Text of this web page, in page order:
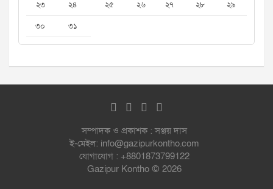
২৩
২৪ ২৫ ২৬ ২৭ ২৮
২৯
৩০
৩১
সম্পাদক ও প্রকাশক : সঞ্জয় দাস
ই-মেইল: info@gazipurkontho.com
যোগাযোগ : +8801873799122
Gazipur Kontho © 2026